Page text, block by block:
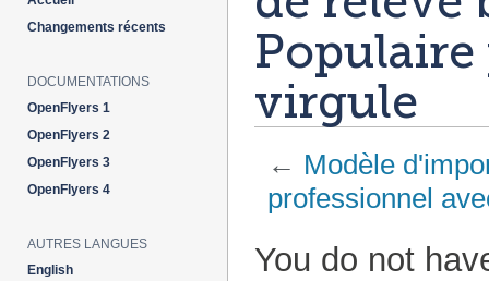
virgule
← Modèle
professionnel
Jump
to
Jump
to
You do not
Changements récents
DOCUMENTATIONS
OpenFlyers 1
OpenFlyers 2
OpenFlyers 3
OpenFlyers 4
AUTRES LANGUES
English